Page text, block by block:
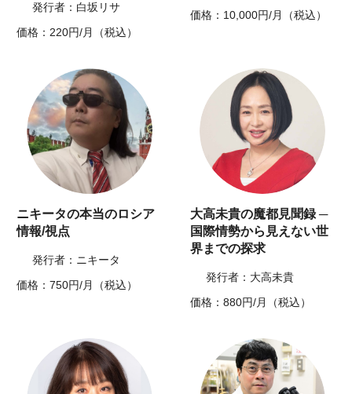
発行者：白坂リサ
価格：220円/月（税込）
価格：10,000円/月（税込）
ニキータの本当のロシア
情報/視点
発行者：ニキータ
価格：750円/月（税込）
大高未貴の魔都見聞録 ─
国際情勢から見えない世
界までの探求
発行者：大高未貴
価格：880円/月（税込）